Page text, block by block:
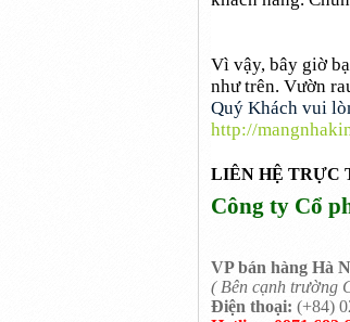
Vì vậy, bây giờ
như trên. Vườn
Quý Khách vui
http://
LIÊN HỆ TRỰC
Công ty Cổ
VP bán hàng Hà
( Bên cạnh trường
Điện thoại: (+84)